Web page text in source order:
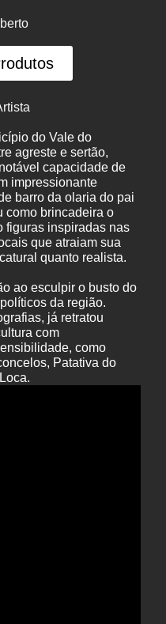
do Vale do
agreste e sertão,
capacidade de
impressionante
barro da olaria do pai
como brincadeira o
figuras inspiradas nas
que atraiam sua
quanto realista.
ao esculpir o busto do
da região.
já retratou
com
como
Patativa do